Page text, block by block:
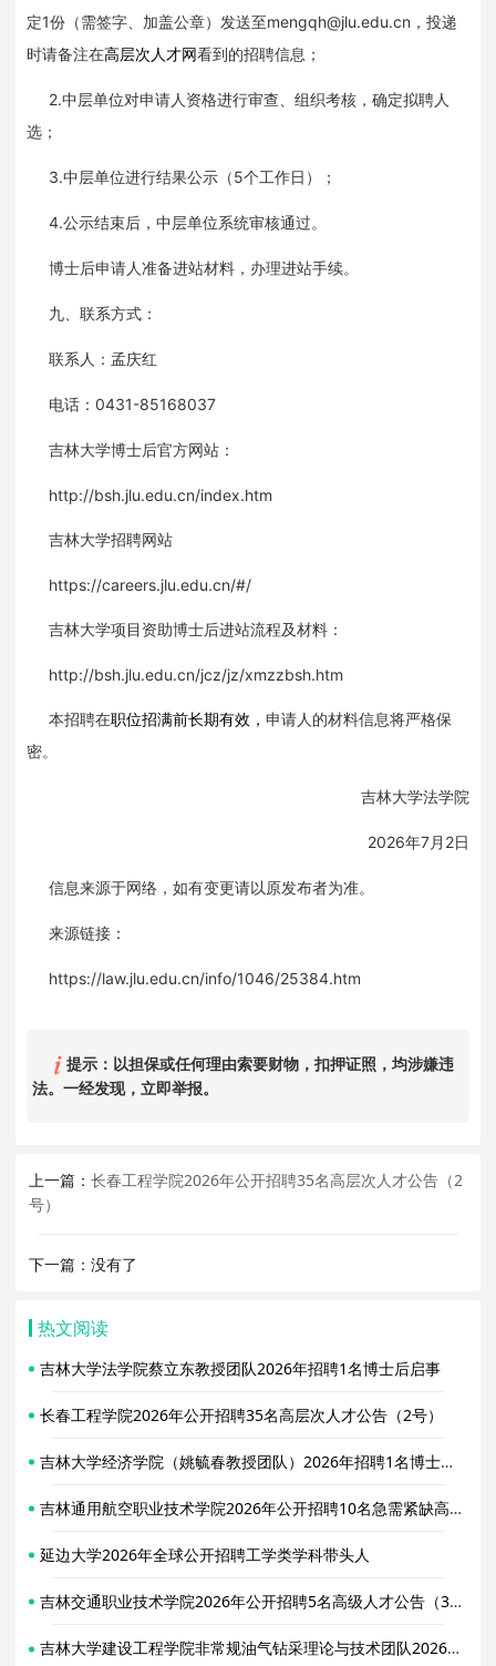
定1份（需签字、加盖公章）发送至mengqh@jlu.edu.cn，投递
时请备注在高层次人才网看到的招聘信息 ；
2.中层单位对申请人资格进行审查、组织考核，确定拟聘人
选；
3.中层单位进行结果公示（ 5个工作日）；
4.公示结束后，中层单位系统审核通过。
博士后申请人准备进站材料，办理进站手续。
九、联系方式：
联系人：孟庆红
电话：0431-85168037
吉林大学博士后官方网站：
http://bsh.jlu.edu.cn/index.htm
吉林大学招聘网站
https://careers.jlu.edu.cn/#/
吉林大学项目资助博士后进站流程及材料：
http://bsh.jlu.edu.cn/jcz/jz/xmzzbsh.htm
本招聘在职位招满前长期有效，申请人的材料信息将严格保
密。
吉林大学法学院
2026年7月 2日
信息来源于网络，如有变更请以原发布者为准。
来源链接：
https://law.jlu.edu.cn/info/1046/25384.htm
提示：以担保或任何理由索要财物，扣押证照，均涉嫌违
法。一经发现，立即举报。
上一篇：长春工程学院2026年公开招聘35名高层次人才公告（2
号）
下一篇：没有了
热文阅读
吉林大学法学院蔡立东教授团队2026年招聘1名博士后启事
长春工程学院2026年公开招聘35名高层次人才公告（2号）
吉林大学经济学院（姚毓春教授团队）2026年招聘1名博士后启事
吉林通用航空职业技术学院2026年公开招聘10名急需紧缺高层次人才公告
延边大学2026年全球公开招聘工学类学科带头人
吉林交通职业技术学院2026年公开招聘5名高级人才公告（3号）
吉林大学建设工程学院非常规油气钻采理论与技术团队2026年招聘1名博士后启事